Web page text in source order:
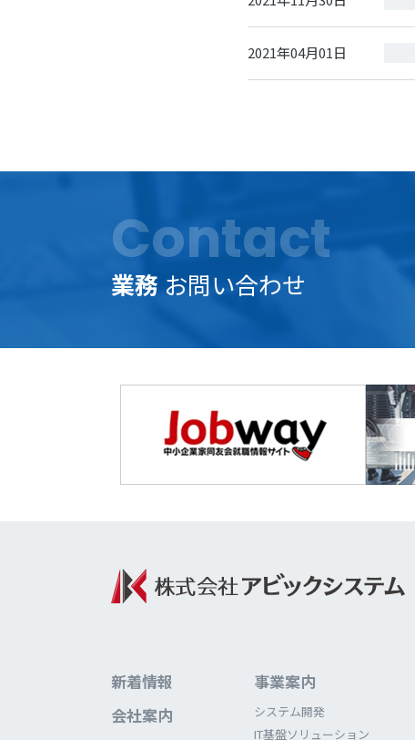
2021年04月01日
Contact
業務 お問い合わせ
新着情報
会社案内
事業案内
システム開発
IT基盤ソリューション